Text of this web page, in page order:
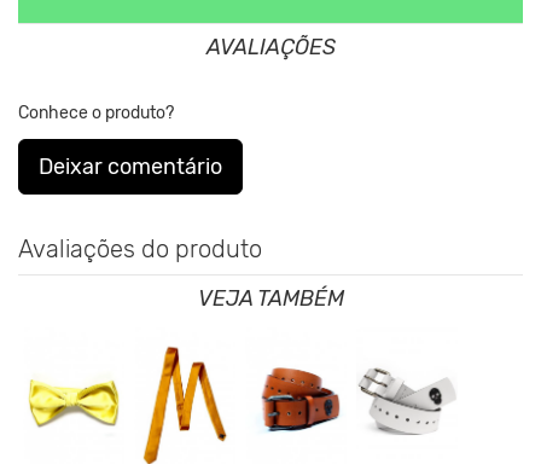
AVALIAÇÕES
Conhece o produto?
Deixar comentário
Avaliações do produto
VEJA TAMBÉM